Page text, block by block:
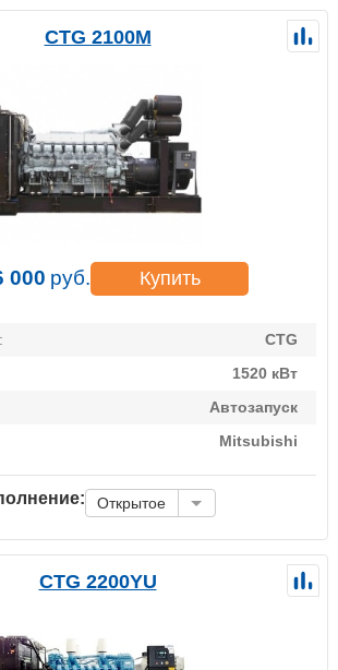
CTG 2100M
000 руб. Купить
CTG
1520 кВт
Автозапуск
Mitsubishi
Открытое
CTG 2200YU